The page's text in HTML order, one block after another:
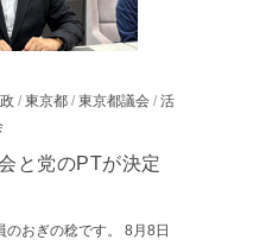
/ 東京都 / 東京都議会 / 活
と党のPTが決定
のおぎの稔です。 8月8日